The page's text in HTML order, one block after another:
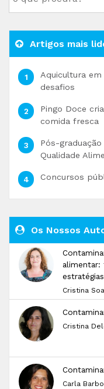
Artigos mais
Aquicultura
desafios
Pingo Doce
comida fresca
Pós-
Qualidade
Concursos
Os Nossos
Cristina
Cristina
Carla